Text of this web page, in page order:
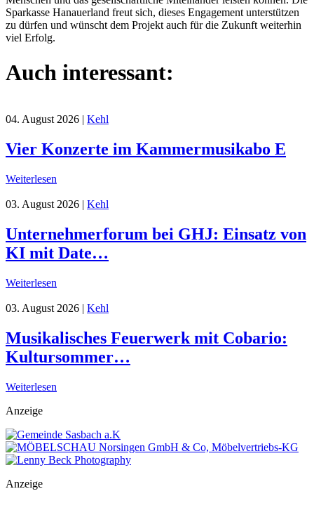
Sparkasse Hanauerland freut sich, dieses Engagement unterstützen
zu dürfen und wünscht dem Projekt auch für die Zukunft weiterhin
viel Erfolg.
Auch interessant:
04. August 2026 | Kehl
Vier Konzerte im Kammermusikabo E
Weiterlesen
03. August 2026 | Kehl
Unternehmerforum bei GHJ: Einsatz von
KI mit Date…
Weiterlesen
03. August 2026 | Kehl
Musikalisches Feuerwerk mit Cobario:
Kultursommer…
Weiterlesen
Anzeige
Anzeige